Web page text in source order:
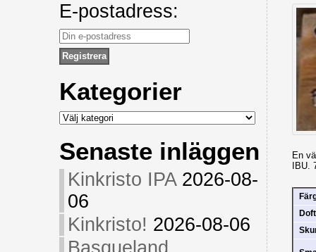
E-postadress:
Kategorier
Kategorier
Senaste inläggen
Kinkristo IPA 2026-08-
06
Kinkristo! 2026-08-06
Basqueland
En
IBU.
Doft